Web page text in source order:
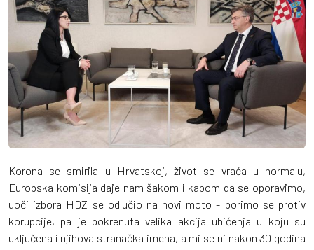
Korona se smirila u Hrvatskoj, život se vraća u normalu,
Europska komisija daje nam šakom i kapom da se oporavimo,
uoči izbora HDZ se odlučio na novi moto - borimo se protiv
korupcije, pa je pokrenuta velika akcija uhićenja u koju su
uključena i njihova stranačka imena, a mi se ni nakon 30 godina